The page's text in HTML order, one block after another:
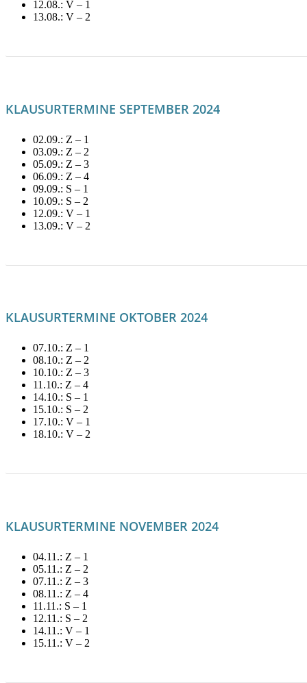
12.08.: V – 1
13.08.: V – 2
KLAUSURTERMINE SEPTEMBER 2024
02.09.: Z – 1
03.09.: Z – 2
05.09.: Z – 3
06.09.: Z – 4
09.09.: S – 1
10.09.: S – 2
12.09.: V – 1
13.09.: V – 2
KLAUSURTERMINE OKTOBER 2024
07.10.: Z – 1
08.10.: Z – 2
10.10.: Z – 3
11.10.: Z – 4
14.10.: S – 1
15.10.: S – 2
17.10.: V – 1
18.10.: V – 2
KLAUSURTERMINE NOVEMBER 2024
04.11.: Z – 1
05.11.: Z – 2
07.11.: Z – 3
08.11.: Z – 4
11.11.: S – 1
12.11.: S – 2
14.11.: V – 1
15.11.: V – 2